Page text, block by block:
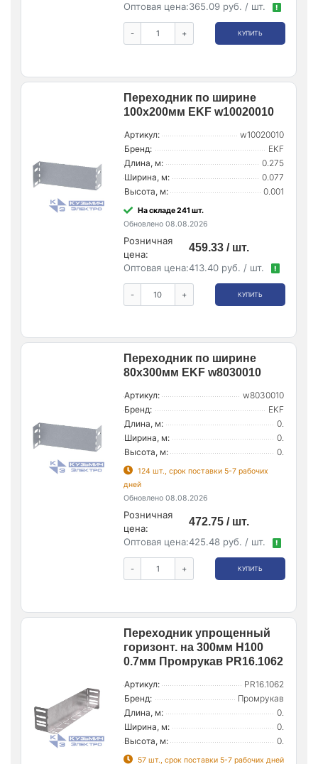
Оптовая цена:365.09 руб. / шт. !
- + КУПИТЬ
Переходник по ширине
100х200мм EKF w10020010
Артикул:
w10020010
Бренд:
EKF
Длина, м:
0.275
Ширина, м:
0.077
Высота, м:
0.001
На складе 241 шт.
Обновлено 08.08.2026
Розничная
цена:
459.33 / шт.
Оптовая цена:413.40 руб. / шт. !
- + КУПИТЬ
Переходник по ширине
80х300мм EKF w8030010
Артикул:
w8030010
Бренд:
EKF
Длина, м:
0.
Ширина, м:
0.
Высота, м:
0.
124 шт., срок поставки 5-7 рабочих
дней
Обновлено 08.08.2026
Розничная
цена:
472.75 / шт.
Оптовая цена:425.48 руб. / шт. !
- + КУПИТЬ
Переходник упрощенный
горизонт. на 300мм Н100
0.7мм Промрукав PR16.1062
Артикул:
PR16.1062
Бренд:
Промрукав
Длина, м:
0.
Ширина, м:
0.
Высота, м:
0.
57 шт., срок поставки 5-7 рабочих дней